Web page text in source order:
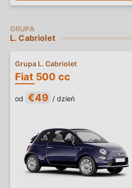
L. Cabriolet
Fiat 500 cc
Grupa L. Cabriolet
od €49 / dzień